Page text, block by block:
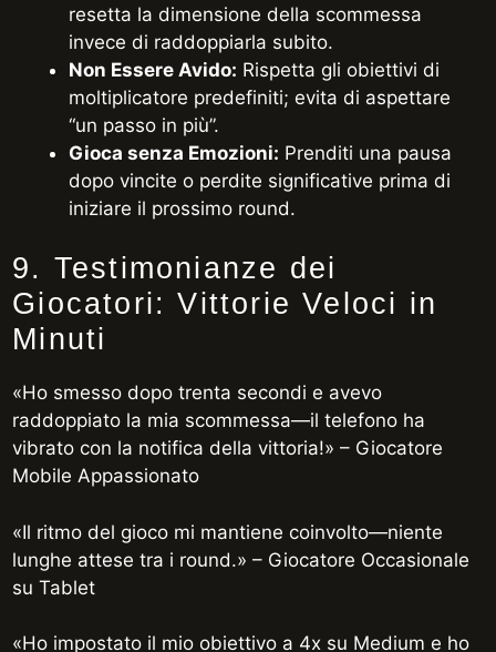
resetta la dimensione della scommessa
invece di raddoppiarla subito.
Non Essere Avido: Rispetta gli obiettivi di
moltiplicatore predefiniti; evita di aspettare
“un passo in più”.
Gioca senza Emozioni: Prenditi una pausa
dopo vincite o perdite significative prima di
iniziare il prossimo round.
9. Testimonianze dei
Giocatori: Vittorie Veloci in
Minuti
«Ho smesso dopo trenta secondi e avevo
raddoppiato la mia scommessa—il telefono ha
vibrato con la notifica della vittoria!» – Giocatore
Mobile Appassionato
«Il ritmo del gioco mi mantiene coinvolto—niente
lunghe attese tra i round.» – Giocatore Occasionale
su Tablet
«Ho impostato il mio obiettivo a 4x su Medium e ho